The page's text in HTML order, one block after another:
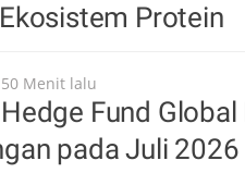
Protein
Menit lalu
Fund
pada Juli 2026